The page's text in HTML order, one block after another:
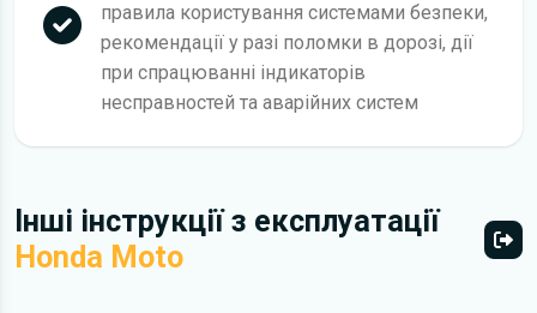
правила користування системами безпеки,
рекомендації у разі поломки в дорозі, дії
при спрацюванні індикаторів
несправностей та аварійних систем
Інші інструкції з експлуатації
Honda Moto
Всі